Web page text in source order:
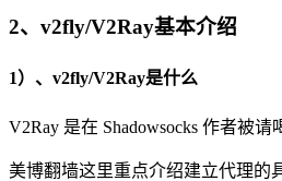
2、v2fly/V2Ray基本介绍
1）、v2fly/V2Ray是什么
V2Ray 是在 Shadowsocks 作者被
美博翻墙这里重点介绍建立代理的